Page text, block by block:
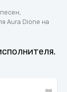
Aura Dione на